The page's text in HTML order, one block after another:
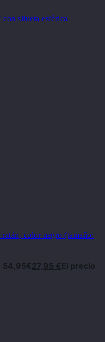
silueta esférica
color negro (tamaño:
54,95€27,95 €El precio